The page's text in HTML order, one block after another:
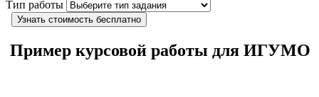
Тип работы
Узнать стоимость бесплатно
Пример курсовой работы для ИГУМО